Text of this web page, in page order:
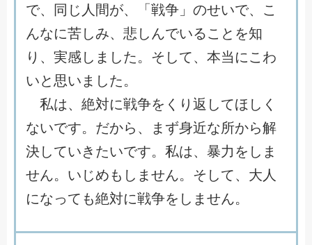
で、 同 じ 人 間が、 「 戦争 」 のせいで、 こ
んなに苦しみ、 悲 し んでいるこ と を知
り 、 実感 し ま した。 そ して、 本当 にこ わ
いと 思い ま した。
私は、 絶対に戦争を く り 返 してほ し く
ないです。 だから 、 ま ず身近な所から解
決していき たいです。 私は、 暴力 を し ま
せん。 い じめも し ま せん。 そ して、 大 人
になって も絶対に戦争を し ま せん。